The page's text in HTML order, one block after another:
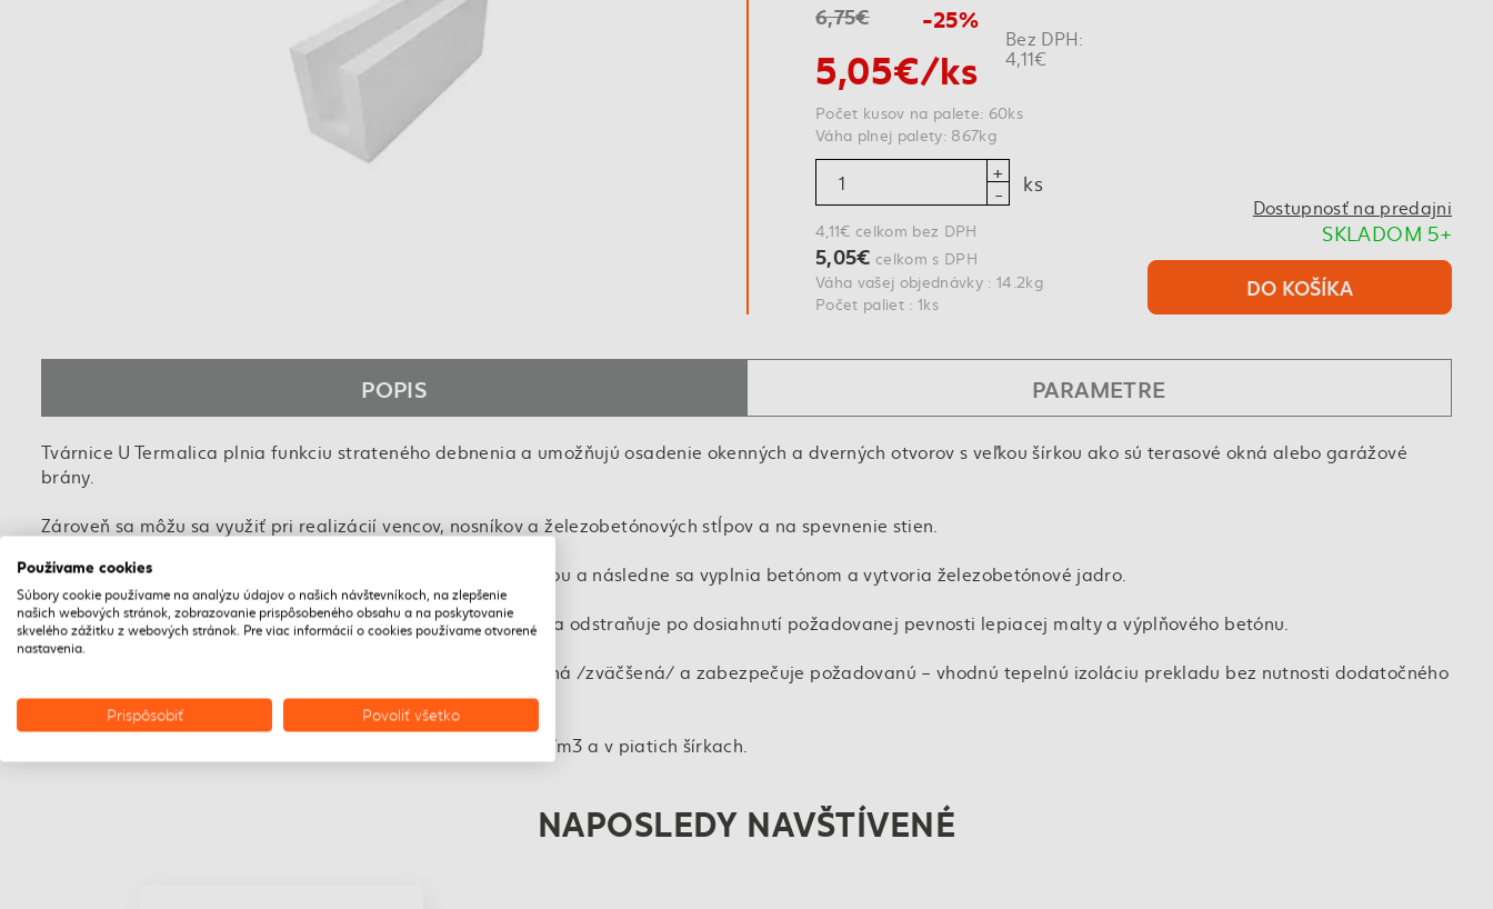
6,75€ -25%
5,05€/ks
Bez DPH:
4,11€
Počet kusov na palete: 60ks
Váha plnej palety: 867kg
ks
4,11€ celkom bez DPH
5,05€ celkom s DPH
Váha vašej objednávky : 14.2kg
Počet paliet : 1ks
Dostupnosť na predajni
SKLADOM 5+
DO KOŠÍKA
POPIS PARAMETRE
Tvárnice U Termalica plnia funkciu strateného debnenia a umožňujú osadenie okenných a dverných otvorov s veľkou šírkou ako sú terasové okná alebo garážové
brány.
Zároveň sa môžu sa využiť pri realizácií vencov, nosníkov a železobetónových stĺpov a na spevnenie stien.
Tvárnice v tvare písmena U sa vypĺňajú konštrukčnou výstužou a následne sa vyplnia betónom a vytvoria železobetónové jadro.
Preklady si vyžadujú debnenie a montážnu podperu, ktorá sa odstraňuje po dosiahnutí požadovanej pevnosti lepiacej malty a výplňového betónu.
Stena tvárnice v tvare písmena U je na jednej strane zhustená /zväčšená/ a zabezpečuje požadovanú – vhodnú tepelnú izoláciu prekladu bez nutnosti dodatočného
zateplenia.
Dostupné v dvoch triedach pevnosti betónu – 400 a 600 kg/m3 a v piatich šírkach.
NAPOSLEDY NAVŠTÍVENÉ
Používame cookies
Súbory cookie používame na analýzu údajov o našich návštevníkoch, na zlepšenie
našich webových stránok, zobrazovanie prispôsobeného obsahu a na poskytovanie
skvelého zážitku z webových stránok. Pre viac informácií o cookies používame otvorené
nastavenia.
Prispôsobiť Povoliť všetko